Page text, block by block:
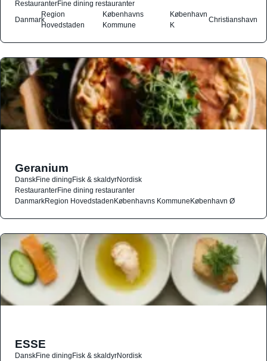
RestauranterFine dining restauranter
Danmark
Region
Hovedstaden
Københavns
Kommune
København
K
Christianshavn
Geranium
DanskFine diningFisk & skaldyrNordisk
RestauranterFine dining restauranter
DanmarkRegion HovedstadenKøbenhavns KommuneKøbenhavn Ø
ESSE
DanskFine diningFisk & skaldyrNordisk